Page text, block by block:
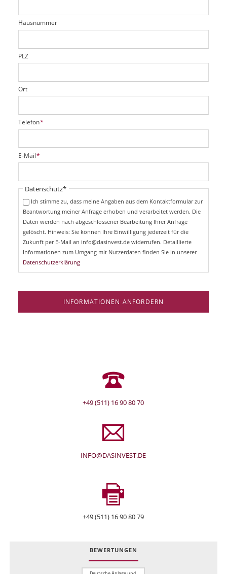
r
d
t
f
e
d
Hausnummer
PLZ
Ort
P
f
i
c
t
f
Telefon*
P
f
i
E-Mail*
Pflichtfeld
Datenschutz*
Ich stimme zu, dass meine Angaben aus dem Kontaktformular zur
Beantwortung meiner Anfrage erhoben und verarbeitet werden. Die
Daten werden nach abgeschlossener Bearbeitung Ihrer Anfrage
gelöscht. Hinweis: Sie können Ihre Einwilligung jederzeit für die
Zukunft per E-Mail an info@dasinvest.de widerrufen. Detaillierte
Informationen zum Umgang mit Nutzerdaten finden Sie in unserer
Datenschutzerklärung
INFORMATIONEN ANFORDERN
+49 (511) 16 90 80 70
INFO@DASINVEST.DE
+49 (511) 16 90 80 79
BEWERTUNGEN